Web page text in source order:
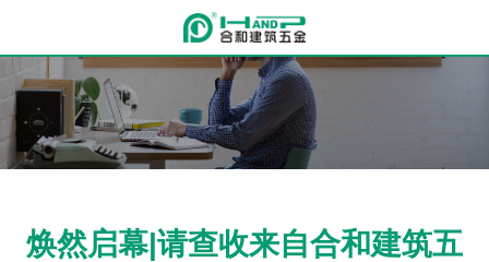
焕然启幕|请查收来自合和建筑五